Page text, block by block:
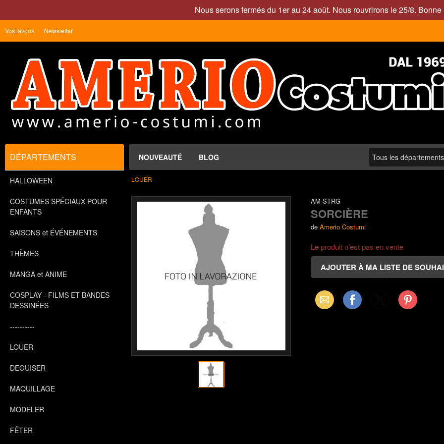
Nous serons fermés du 1er au 24 août. Nous rouvrirons le 25/8. Bonne
Vos favoris Newsletter
NOUVEAUTÉ BLOG
DÉPARTEMENTS
HALLOWEEN
COSTUMES SPÉCIAUX POUR
ENFANTS
SAISONS et ÉVÉNEMENTS
THÈMES
MANGA et ANIME
COSPLAY - FILMS ET BANDES
DESSINÉES
----------
LOUER
DEGUISER
MAQUILLAGE
MODELER
FÊTER
LOUER
AM-STRG
SORCIÈRE
de Amerio Costumi
Le produit n'est pas en vente
Email Facebook Pinterest